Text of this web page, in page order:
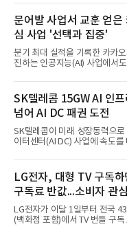
동기 대
이뤄졌다. 이후 2012년 한국형
의 함정에 실전 배치됐다.그해 7
성능 검증을 위해 홍상어 시험
홍상어가 목표 지점에서 입수한
못하고 물속에서 멈춰버리는
다. 2차 품질확인 사격 시험에서
얻지 못했다. 완벽한 신뢰성 확
분야를
문어발 사업서 교훈 얻은
심 사업 '선택과 집중'
분기 최대 실적을 기록한 카카
진하는 인공지능(AI) 사업에서
라 투자에 나서는 것과 달리, 카
라는 플랫폼 경쟁력을 활용한
집중하는 전략이다. 과거 무리
겪었던 시행착오를 되풀이하지
중하겠다는 취지로 풀이된다.7
오는 올해 2분기 연결 기준 매출
익 2770억원을 기록했다. 전년
은 4884억
SK텔레콤 15GW AI 인
넘어 AI DC 패권 도전
SK텔레콤이 미래 성장동력으로
이터센터(AI DC) 사업에 속도를
는 2035년까지 총 15GW(기가
구축하겠다는 대형 청사진을
라 경쟁 구도 역시 이동통신사
넘어 네이버, 삼성SDS 등 IT 인
고 있다.7일 SK텔레콤에 따르
연결 기준 매출 4조 3591억원,
기록했다. 매출은 전년 동기 대
LG전자, 대형 TV 구독
구독료 반값...소비자 관
LG전자가 이달 1일부터 전국
(백화점 포함)에서 TV 번들 구독